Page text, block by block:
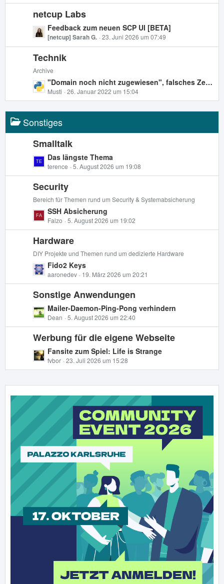
i
t
ä
e
t
z
t
e
B
e
t
r
ä
e
netcup Labs
L
e
t
z
t
B
r
g
e
Feedback zum neuen SCP UI [BETA]
[netcup] Sarah G. 23. Juni 2026 um 07:49
Technik
Archive
L
e
t
z
t
e
B
r
ä
g
e
"Domain noch nicht zugewiesen", falsches Zertifikat, Let's Encrypt Zertifikat nicht für Mail zuweisbar - nichts funktioniert
Musti 26. Januar 2022 um 15:04
Sonstiges
Smalltalk
L
e
t
z
t
e
B
e
i
t
r
ä
g
e
Das längste Thema
terence 5. August 2026 um 19:08
Security
Bereich für Themen rund um Security & Systemabsicherung
L
e
t
z
t
e
B
e
i
t
r
ä
e
SSH Absicherung
Falzo 5. August 2026 um 19:02
Hardware
DIY Projekte und Themen rund um dedizierte Hardware
L
e
t
z
t
e
B
e
t
g
e
Fido2 Keys
aaronedev 19. März 2026 um 20:21
Sonstige Anwendungen
L
e
t
z
t
e
B
i
t
ä
g
Mailer-Daemon-Ping-Pong verhindern
Dean 5. August 2026 um 22:40
Werbung für die eigene Webseite
L
e
t
e
e
i
r
ä
g
e
Fansite zum Spiel: Life is Strange
fvbor 23. Juli 2026 um 15:28